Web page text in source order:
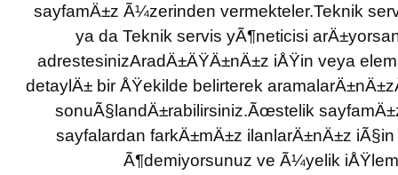
sayfamÄ±z Ã¼zerinden vermekteler.Teknik
ya da Teknik servis yÃ¶neticisi
adrestesinizAradÄ±ÄŸÄ±nÄ±z iÅŸin veya
detaylÄ± bir ÅŸekilde belirterek
sonuÃ§landÄ±rabilirsiniz.Ãœstelik
sayfalardan farkÄ±mÄ±z ilanlarÄ±nÄ±z
Ã¶demiyorsunuz ve Ã¼yelik